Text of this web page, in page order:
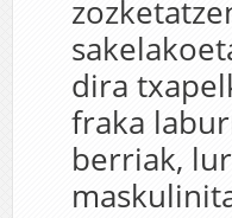
dira
fraka
berriak,